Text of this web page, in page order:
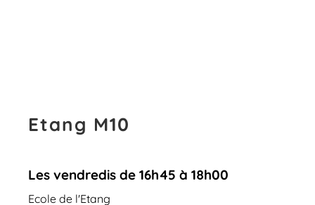
Etang M10
Les vendredis de 16h45 à 18h00
Ecole de l'Etang